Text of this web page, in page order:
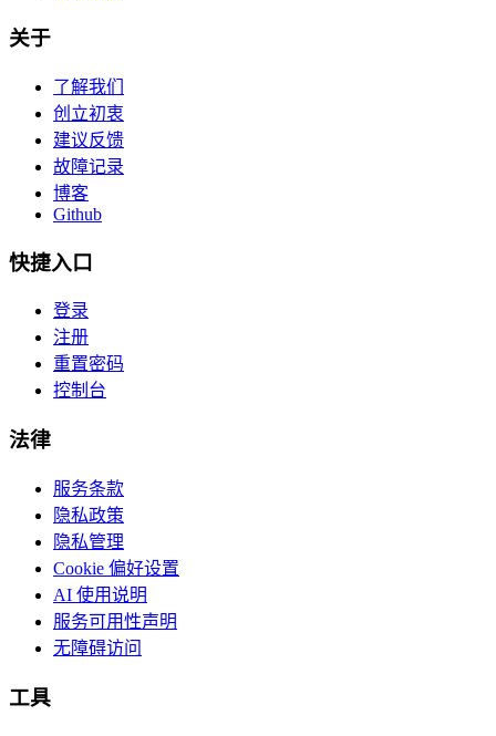
关于
了解我们
创立初衷
建议反馈
故障记录
博客
Github
快捷入口
登录
注册
重置密码
控制台
法律
服务条款
隐私政策
隐私管理
Cookie 偏好设置
AI 使用说明
服务可用性声明
无障碍访问
工具